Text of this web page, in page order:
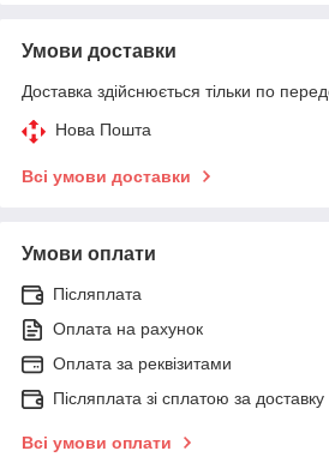
Умови доставки
Доставка здійснюється тільки по
Нова Пошта
Всі умови доставки
Умови оплати
Післяплата
Оплата на рахунок
Оплата за реквізитами
Післяплата зі сплатою за доставку
Всі умови оплати